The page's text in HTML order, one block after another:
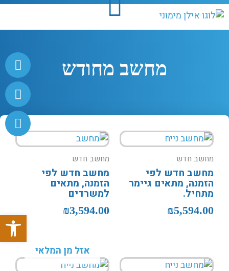
פתח
דילוג
לתוכן
P
h
o
n
e
-
a
l
t
W
h
a
t
s
a
p
p
E
n
v
e
l
o
p
e
מחשב מחודש
מחשב חדש
מחשב חדש לפי
הזמנה, מתאים גיימר
מתחיל.
₪5,594.00
מחשב חדש
מחשב חדש לפי
הזמנה, מתאים
למשרדים
₪3,594.00
אזל מן המלאי
המחיר